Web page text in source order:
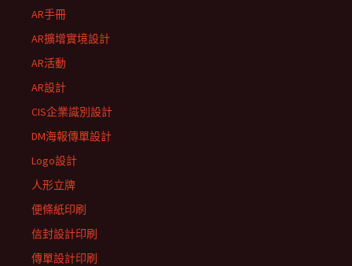
AR手冊
AR擴增實境設計
AR活動
AR設計
CIS企業識別設計
DM海報傳單設計
Logo設計
人形立牌
便條紙印刷
信封設計印刷
傳單設計印刷